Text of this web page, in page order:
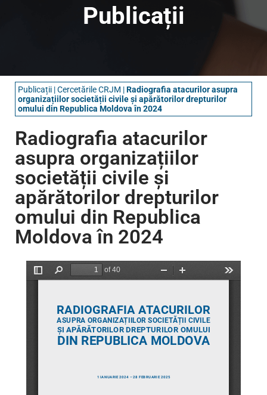
Publicații
Publicații |Cercetările CRJM |Radiografia atacurilor asupra
organizațiilor societății civile și apărătorilor drepturilor
omului din Republica Moldova în 2024
Radiografia atacurilor
asupra organizațiilor
societății civile și
apărătorilor drepturilor
omului din Republica
Moldova în 2024